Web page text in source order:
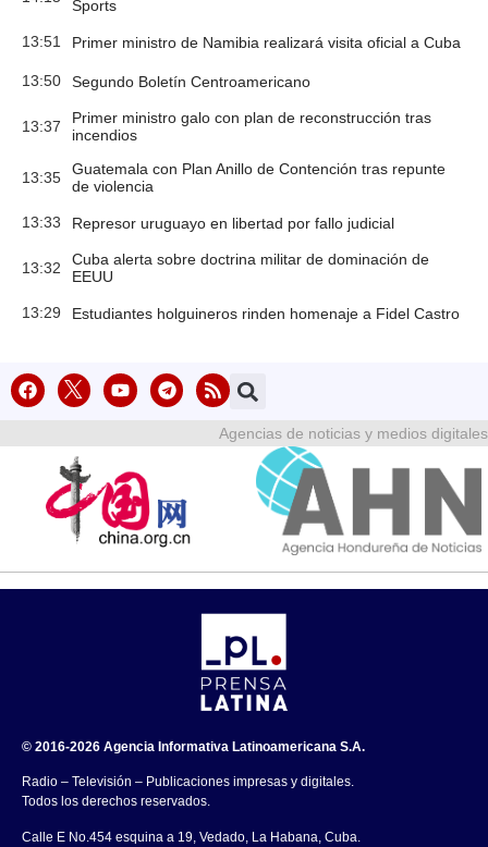
Sports
13:51 Primer ministro de Namibia realizará visita oficial a Cuba
13:50 Segundo Boletín Centroamericano
13:37
Primer ministro galo con plan de reconstrucción tras
incendios
13:35
Guatemala con Plan Anillo de Contención tras repunte
de violencia
13:33 Represor uruguayo en libertad por fallo judicial
13:32
Cuba alerta sobre doctrina militar de dominación de
EEUU
13:29 Estudiantes holguineros rinden homenaje a Fidel Castro
Agencias de noticias y medios digitales
© 2016-2026 Agencia Informativa Latinoamericana S.A.
Radio – Televisión – Publicaciones impresas y digitales.
Todos los derechos reservados.
Calle E No.454 esquina a 19, Vedado, La Habana, Cuba.